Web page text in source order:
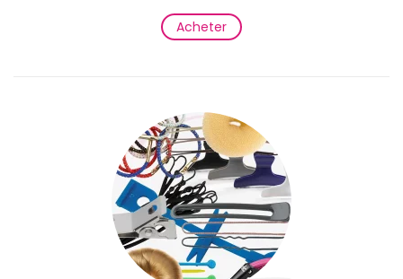
Acheter